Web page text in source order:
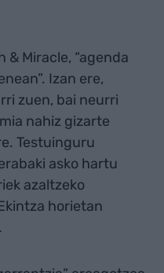
& Miracle, “agenda
Izan ere,
zuen, bai neurri
nahiz gizarte
Testuinguru
asko hartu
azaltzeko
horietan